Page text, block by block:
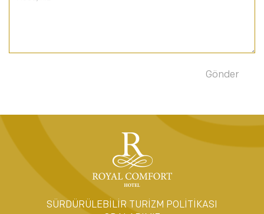
SÜRDÜRÜLEBİLİR TURİZM POLİTİKASI